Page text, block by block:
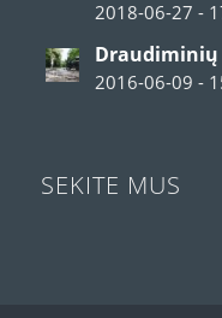
2018-06-27 -
2016-06-09 -
SEKITE MUS